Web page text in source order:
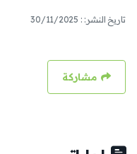
تاريخ النشر: : 30/11/2025
مشاركة